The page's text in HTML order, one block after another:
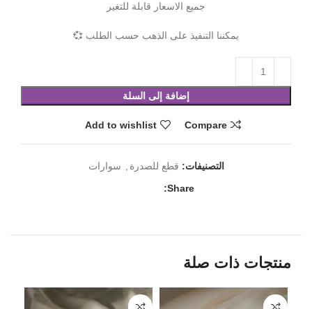
جميع الاسعار قابلة للتغير
يمكننا التنفيذ على الذهب حسب الطلب 💞
إضافة إلى السلة
Compare
Add to wishlist
التصنيفات: قطع للصدرة , سوارات
Share:
منتجات ذات صلة